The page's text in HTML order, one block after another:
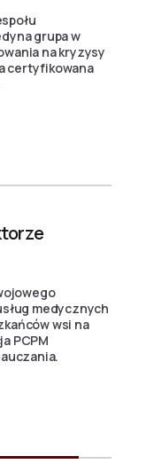
grupa w
na kryzysy
certyfikowana
medycznych
wsi na
PCPM